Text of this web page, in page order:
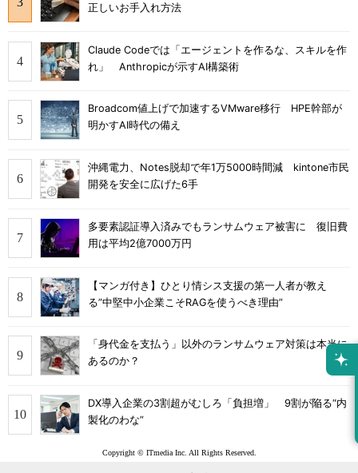
正しいお手入れ方法
Claude Codeでは「エージェントを作るな、スキルを作
れ」 Anthropicが示すAI構築術
Broadcom値上げで加速するVMware移行 HPE幹部が
明かすAI時代の備え
沖縄電力、Notes脱却で年1万5000時間減 kintone市民
開発を安全に広げた6手
多要素認証導入済みでもランサムウェア被害に 復旧費
用は平均2億7000万円
【マンガ付き】ひとり情シス支援の第一人者が教え
る”中堅中小企業こそRAGを使うべき理由”
「身代金を支払う」以外のランサムウェア対策は本当に
あるのか？
DX導入企業の3割超がむしろ「負担増」 9割が陥る“内
製化のわな”
Copyright © ITmedia Inc. All Rights Reserved.